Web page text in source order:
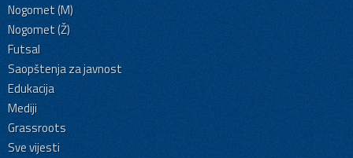
Nogomet (M)
Nogomet (Ž)
Futsal
Saopštenja za javnost
Edukacija
Mediji
Grassroots
Sve vijesti